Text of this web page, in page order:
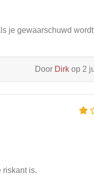
je gewaarschuwd
Door Dirk op 2
riskant is.